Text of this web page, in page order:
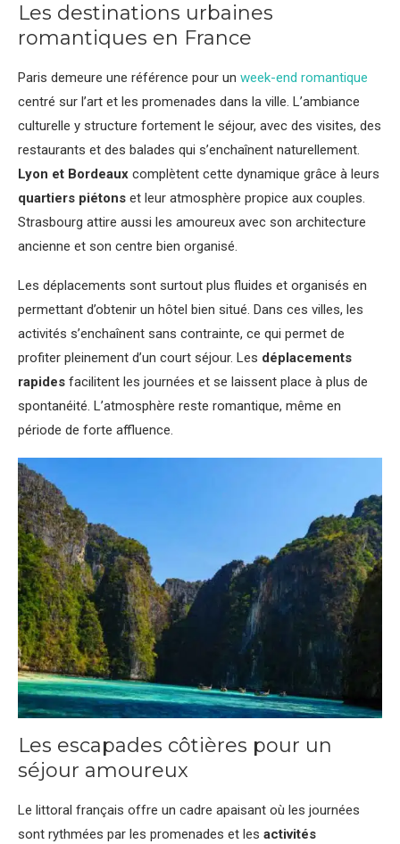
Les destinations urbaines
romantiques en France
Paris demeure une référence pour un week-end romantique
centré sur l’art et les promenades dans la ville. L’ambiance
culturelle y structure fortement le séjour, avec des visites, des
restaurants et des balades qui s’enchaînent naturellement.
Lyon et Bordeaux complètent cette dynamique grâce à leurs
quartiers piétons et leur atmosphère propice aux couples.
Strasbourg attire aussi les amoureux avec son architecture
ancienne et son centre bien organisé.
Les déplacements sont surtout plus fluides et organisés en
permettant d’obtenir un hôtel bien situé. Dans ces villes, les
activités s’enchaînent sans contrainte, ce qui permet de
profiter pleinement d’un court séjour. Les déplacements
rapides facilitent les journées et se laissent place à plus de
spontanéité. L’atmosphère reste romantique, même en
période de forte affluence.
Les escapades côtières pour un
séjour amoureux
Le littoral français offre un cadre apaisant où les journées
sont rythmées par les promenades et les activités